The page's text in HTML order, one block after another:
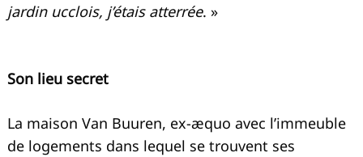
jardin ucclois, j’étais atterrée. »
Son lieu secret
La maison Van Buuren, ex-æquo avec l’immeuble
de logements dans lequel se trouvent ses